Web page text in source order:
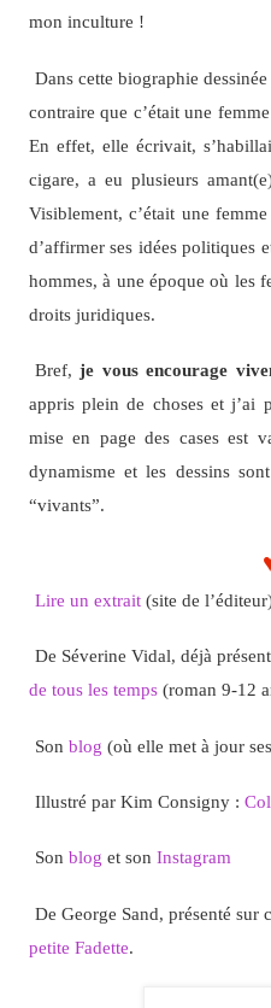
mon inculture !
Dans cette biographie
contraire que c’était une
En effet, elle écrivait,
cigare, a eu plusieurs
Visiblement, c’était une
d’affirmer ses idées politiques
hommes, à une époque où les
droits juridiques.
Bref,je vous encourage
appris plein de choses et j’ai
mise en page des cases est
dynamisme et les dessins
“vivants”.
Lire un extrait(site de
De Séverine Vidal, déjà
de tous les temps(roman 9-12
Son blog (où elle met à jour
Illustré par Kim Consigny :
Son blog et son Instagram
De George Sand, présenté sur
petite Fadette.